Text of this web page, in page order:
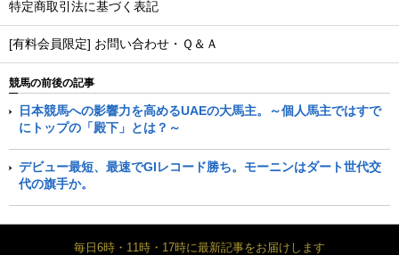
特定商取引法に基づく表記
[有料会員限定] お問い合わせ・Ｑ＆Ａ
競馬の前後の記事
日本競馬への影響力を高めるUAEの大馬主。～個人馬主ではすで
にトップの「殿下」とは？～
デビュー最短、最速でGIレコード勝ち。モーニンはダート世代交
代の旗手か。
毎日6時・11時・17時に最新記事をお届けします